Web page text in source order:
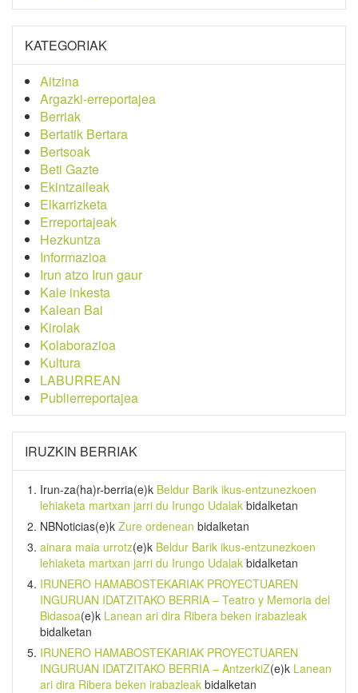
KATEGORIAK
Aitzina
Argazki-erreportajea
Berriak
Bertatik Bertara
Bertsoak
Beti Gazte
Ekintzaileak
Elkarrizketa
Erreportajeak
Hezkuntza
Informazioa
Irun atzo Irun gaur
Kale inkesta
Kalean Bai
Kirolak
Kolaborazioa
Kultura
LABURREAN
Publierreportajea
IRUZKIN BERRIAK
Irun-za(ha)r-berria(e)k Beldur Barik ikus-entzunezkoen
lehiaketa martxan jarri du Irungo Udalak bidalketan
NBNoticias(e)k Zure ordenean bidalketan
ainara maia urrotz(e)k Beldur Barik ikus-entzunezkoen
lehiaketa martxan jarri du Irungo Udalak bidalketan
IRUNERO HAMABOSTEKARIAK PROYECTUAREN
INGURUAN IDATZITAKO BERRIA – Teatro y Memoria del
Bidasoa(e)k Lanean ari dira Ribera beken irabazleak
bidalketan
IRUNERO HAMABOSTEKARIAK PROYECTUAREN
INGURUAN IDATZITAKO BERRIA – AntzerkiZ(e)k Lanean
ari dira Ribera beken irabazleak bidalketan